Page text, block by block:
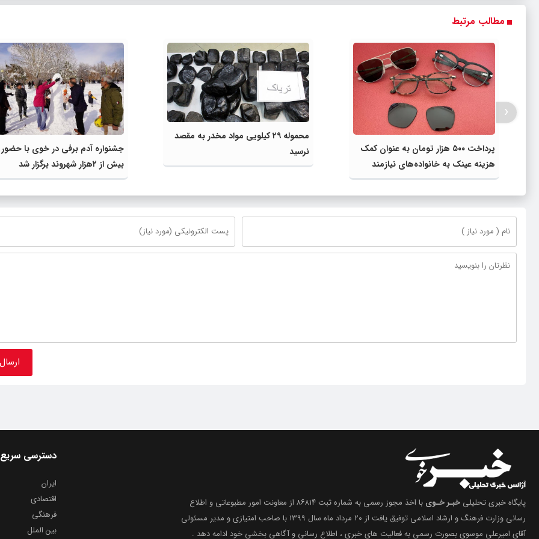
مطالب مرتبط
پرداخت ۵۰۰ هزار تومان به عنوان کمک
هزینه عینک به خانواده‌های نیازمند
محموله ۲۹ کیلویی مواد مخدر به مقصد
نرسید
جشنواره آدم برفی در خوی با حضور
بیش از ۲هزار شهروند برگزار شد
‹
پایگاه خبری تحلیلی خبـر خـوی
با اخذ مجوز رسمی به شماره ثبت ۸۶۸۱۴ از معاونت امور مطبوعاتی و اطلاع
رسانی وزارت فرهنگ و ارشاد اسلامی توفیق یافت از ۲۰ مرداد ماه سال ۱۳۹۹ با صاحب امتیازی و مدیر مسئولی
آقای امیرعلی موسوی بصورت رسمی به فعالیت های خبری ، اطلاع رسانی و آگاهی بخشیِ خود ادامه دهد .
دسترسی سریع
ایران
اقتصادی
فرهنگی
بین الملل